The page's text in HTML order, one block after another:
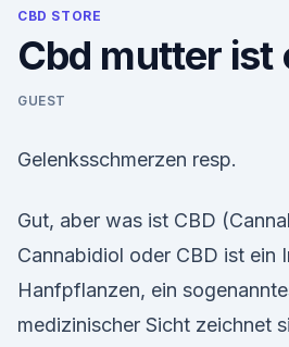
CBD STORE
Cbd mutter ist
GUEST
Gelenksschmerzen resp.
Gut, aber was ist CBD
Cannabidiol oder CBD ist ein
Hanfpflanzen, ein
medizinischer Sicht zeichnet